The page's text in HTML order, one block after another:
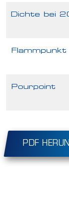
Dichte bei
Flammpunkt
Pourpoint
PDF